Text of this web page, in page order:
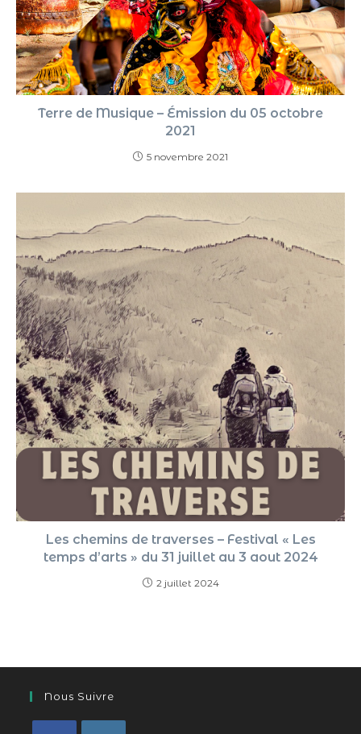
Terre de Musique – Émission du 05 octobre
2021
5 novembre 2021
Les chemins de traverses – Festival « Les
temps d’arts » du 31 juillet au 3 aout 2024
2 juillet 2024
Nous Suivre